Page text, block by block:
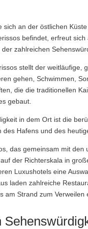
sich an der östlichen
befindet, erfreut
zahlreichen
stellt der
gehen, Schwimmen,
die die traditionellen
gebaut.
in dem Ort ist die
Hafens und des
das gemeinsam mit
der Richterskala in
Luxushotels eine
laden zahlreiche
am Strand zum Verweilen